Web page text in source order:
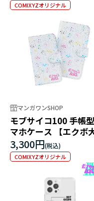
COMIXYZオリジナル
マンガワンSHOP
モブサイコ100 手帳
マホケース 【エクボ
合】
3,300円
COMIXYZオリジナル